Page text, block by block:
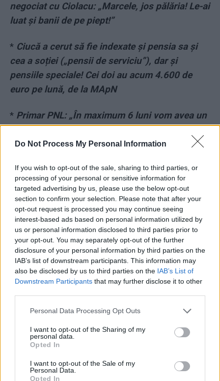
Do Not Process My Personal Information
If you wish to opt-out of the sale, sharing to third parties, or
processing of your personal or sensitive information for
targeted advertising by us, please use the below opt-out
section to confirm your selection. Please note that after your
opt-out request is processed you may continue seeing
interest-based ads based on personal information utilized by
us or personal information disclosed to third parties prior to
your opt-out. You may separately opt-out of the further
disclosure of your personal information by third parties on the
IAB’s list of downstream participants. This information may
also be disclosed by us to third parties on the IAB’s List of
Downstream Participants that may further disclose it to other
Personal Data Processing Opt Outs
I want to opt-out of the Sharing of my
personal data.
Opted In
I want to opt-out of the Sale of my
Personal Data.
Opted In
negociat cu Ciolacu: „Marcele, jos pălăria! Le-ai
luat și banii de pe piept!”
* Ciucă a cerut să fie indexate și pensia sa și
cea a soției („pensii de serviciu”), dar și
pensiile speciale! Cei doi au acum 4.600 de
euro pe lună, de la MApN
* Primar PNL: „În maximum 6 luni vom avea un
nou Congres, deoarece astăzi PNL nu are un
lider!“
*VIDEO. „90% afectare pulmonară. Vor să mă
intubeze. Eu refuz. Aveți grijă de copiii mei!”
Ultimele cuvinte, la ATI, ale antivaccinistului
Făgădaru
*Cornel Dinu, acuze incredibile după FCSB –
FC Botoșani: „Un apropiat al clubului i-a spus
să joace 2 pauză / 1 final!”
- Advertisement -
florin cîțu interlop raluca turcan